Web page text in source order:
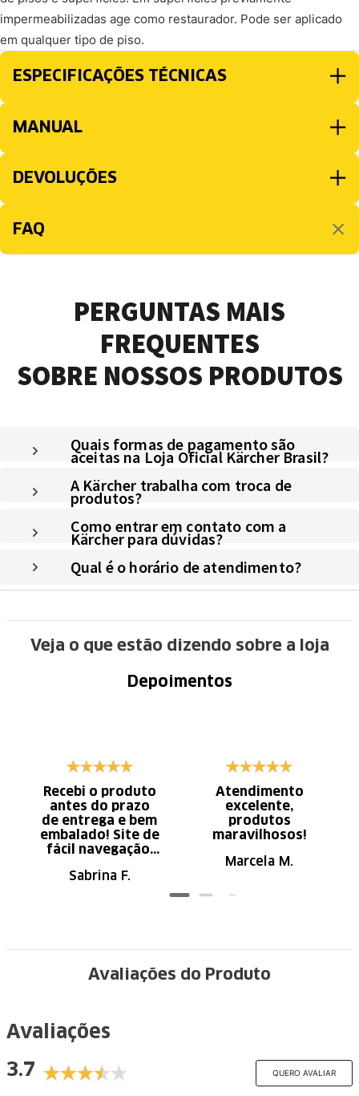
impermeabilizadas age como restaurador. Pode ser aplicado
em qualquer tipo de piso.
ESPECIFICAÇÕES TÉCNICAS
MANUAL
DEVOLUÇÕES
FAQ
PERGUNTAS MAIS
FREQUENTES
SOBRE NOSSOS PRODUTOS
Quais formas de pagamento são
aceitas na Loja Oficial Kärcher Brasil?
A Kärcher trabalha com troca de
produtos?
Como entrar em contato com a
Kärcher para dúvidas?
Qual é o horário de atendimento?
Veja o que estão dizendo sobre a loja
Depoimentos
Recebi o produto
antes do prazo
de entrega e bem
embalado! Site de
fácil navegação.
Sabrina F.
Atendimento
excelente,
produtos
maravilhosos!
Marcela M.
Avaliações do Produto
Avaliações
3.7
QUERO AVALIAR